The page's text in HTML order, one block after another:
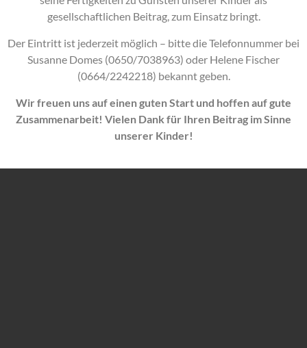
gesellschaftlichen Beitrag, zum Einsatz bringt.
Der Eintritt ist jederzeit möglich – bitte die Telefonnummer bei
Susanne Domes (0650/7038963) oder Helene Fischer
(0664/2242218) bekannt geben.
Wir freuen uns auf einen guten Start und hoffen auf gute
Zusammenarbeit! Vielen Dank für Ihren Beitrag im Sinne
unserer Kinder!